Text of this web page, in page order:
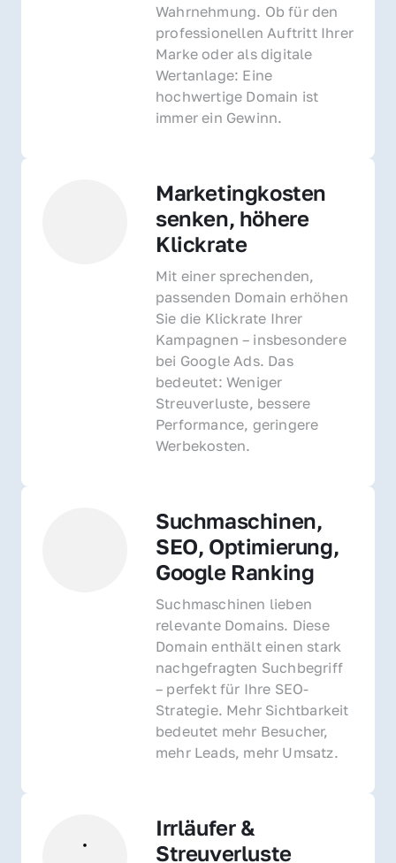
Wahrnehmung. Ob für den
professionellen Auftritt Ihrer
Marke oder als digitale
Wertanlage: Eine
hochwertige Domain ist
immer ein Gewinn.
Marketingkosten
senken, höhere
Klickrate
Mit einer sprechenden,
passenden Domain erhöhen
Sie die Klickrate Ihrer
Kampagnen – insbesondere
bei Google Ads. Das
bedeutet: Weniger
Streuverluste, bessere
Performance, geringere
Werbekosten.
Suchmaschinen,
SEO, Optimierung,
Google Ranking
Suchmaschinen lieben
relevante Domains. Diese
Domain enthält einen stark
nachgefragten Suchbegriff
– perfekt für Ihre SEO-
Strategie. Mehr Sichtbarkeit
bedeutet mehr Besucher,
mehr Leads, mehr Umsatz.
Irrläufer &
Streuverluste